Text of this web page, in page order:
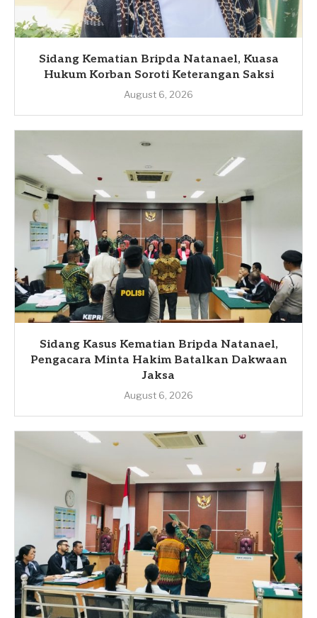
Sidang Kematian Bripda Natanael, Kuasa
Hukum Korban Soroti Keterangan Saksi
August 6, 2026
Sidang Kasus Kematian Bripda Natanael,
Pengacara Minta Hakim Batalkan Dakwaan
Jaksa
August 6, 2026